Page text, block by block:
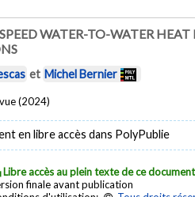
WATER-TO-WATER
et Michel Bernier
(2024)
en libre accès dans PolyPublie
Libre accès au plein texte de ce document
finale avant publication